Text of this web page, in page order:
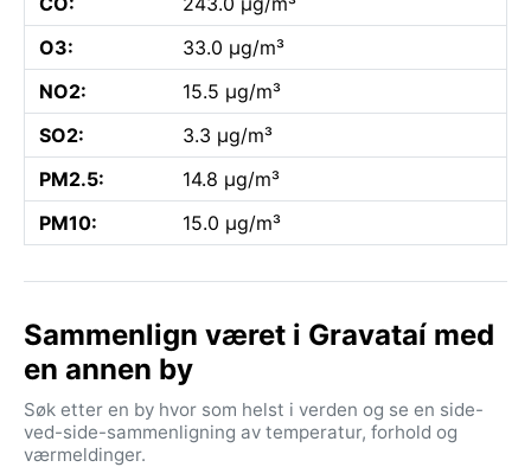
O3:
33.0 µg/m³
NO2:
15.5 µg/m³
SO2:
3.3 µg/m³
PM2.5:
14.8 µg/m³
PM10:
15.0 µg/m³
Sammenlign været i Gravataí med
en annen by
Søk etter en by hvor som helst i verden og se en side-
ved-side-sammenligning av temperatur, forhold og
værmeldinger.